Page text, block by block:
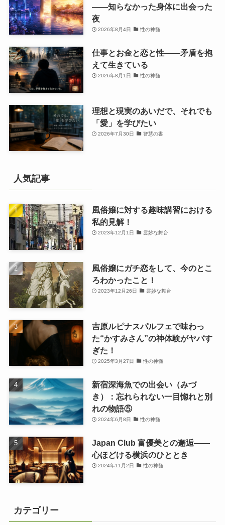
――知らなかった身体に出会った
夜
2026年8月4日 性の神髄
仕事とお金と恋と性——矛盾を抱
えて生きている
2026年8月1日 性の神髄
理想と現実のあいだで、それでも
「愛」を学びたい
2026年7月30日 智慧の書
人気記事
風俗嬢に対する趣味講習における
私的見解！
2023年12月1日 霊妙な舞台
風俗嬢にガチ恋をして、今のとこ
ろわかったこと！
2023年12月26日 霊妙な舞台
吉原ルピナスパルフェで味わっ
た“かすみさん”の神体験がヤバす
ぎた！
2025年3月27日 性の神髄
新宿深海魚での出会い（みづ
き）：忘れられない一目惚れと別
れの物語⑤
2024年6月8日 性の神髄
Japan Club 富優美との邂逅――
心ほどける横浜のひととき
2024年11月2日 性の神髄
カテゴリー